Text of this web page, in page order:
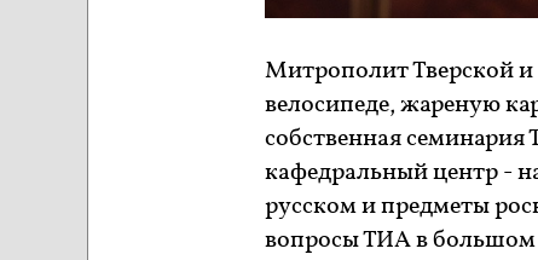
Митрополит Тверской
велосипеде, жареную
собственная семинария
кафедральный центр -
русском и предметы
вопросы ТИА в